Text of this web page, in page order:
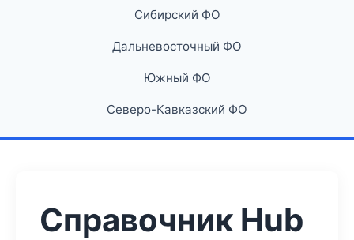
Сибирский ФО
Дальневосточный ФО
Южный ФО
Северо-Кавказский ФО
Справочник Hub